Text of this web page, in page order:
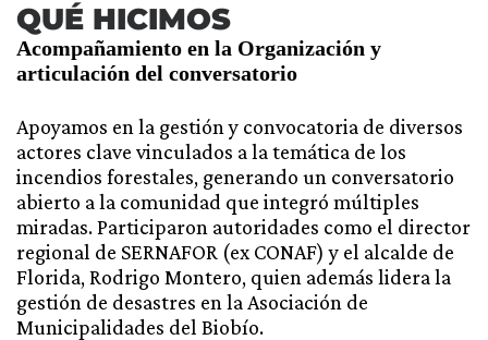
QUÉ HICIMOS
Acompañamiento en la Organización y
articulación del conversatorio
Apoyamos en la gestión y convocatoria de diversos
actores clave vinculados a la temática de los
incendios forestales, generando un conversatorio
abierto a la comunidad que integró múltiples
miradas. Participaron autoridades como el director
regional de SERNAFOR (ex CONAF) y el alcalde de
Florida, Rodrigo Montero, quien además lidera la
gestión de desastres en la Asociación de
Municipalidades del Biobío.